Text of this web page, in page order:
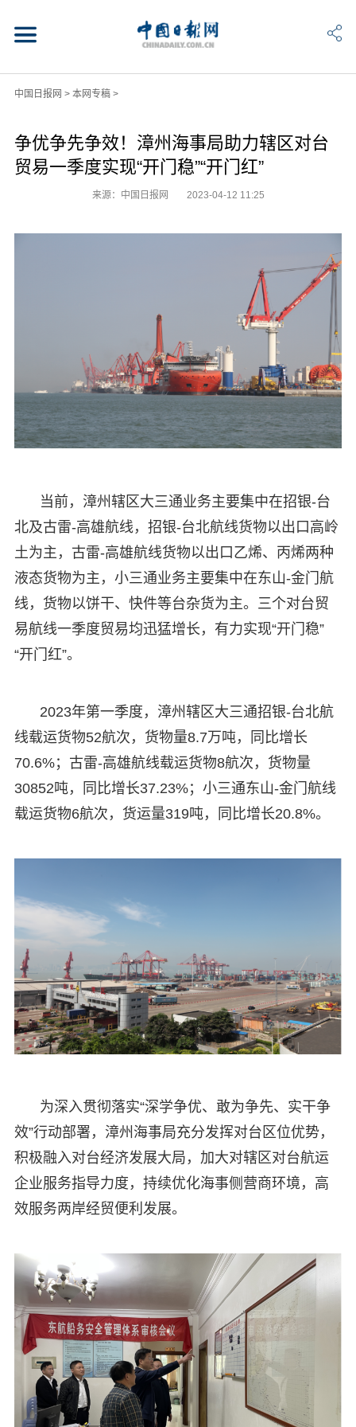
中国日报网 > 本网专稿>
争优争先争效！漳州海事局助力辖区对台
贸易一季度实现“开门稳”“开门红”
来源：中国日报网 2023-04-12 11:25
当前，漳州辖区大三通业务主要集中在招银-台
北及古雷-高雄航线，招银-台北航线货物以出口高岭
土为主，古雷-高雄航线货物以出口乙烯、丙烯两种
液态货物为主，小三通业务主要集中在东山-金门航
线，货物以饼干、快件等台杂货为主。三个对台贸
易航线一季度贸易均迅猛增长，有力实现“开门稳”
“开门红”。
2023年第一季度，漳州辖区大三通招银-台北航
线载运货物52航次，货物量8.7万吨，同比增长
70.6%；古雷-高雄航线载运货物8航次，货物量
30852吨，同比增长37.23%；小三通东山-金门航线
载运货物6航次，货运量319吨，同比增长20.8%。
为深入贯彻落实“深学争优、敢为争先、实干争
效”行动部署，漳州海事局充分发挥对台区位优势，
积极融入对台经济发展大局，加大对辖区对台航运
企业服务指导力度，持续优化海事侧营商环境，高
效服务两岸经贸便利发展。